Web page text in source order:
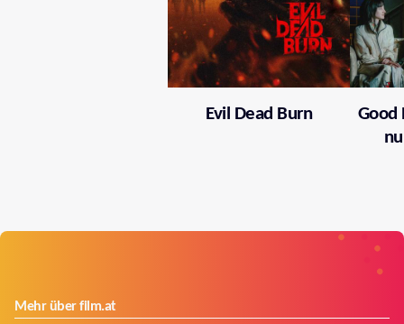
Evil Dead Burn
Good
Mehr über film.at